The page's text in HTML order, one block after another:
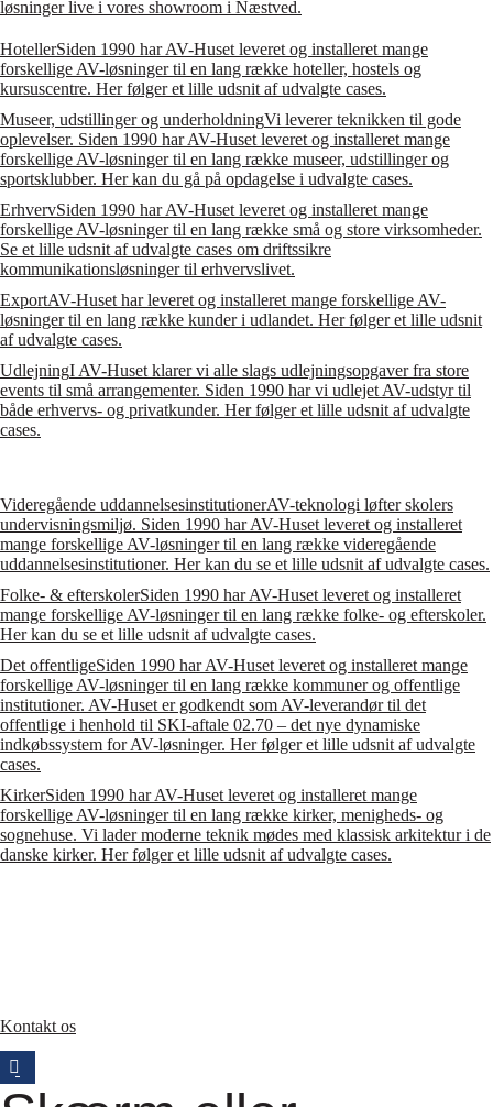
løsninger live i vores showroom i Næstved.
HotellerSiden 1990 har AV-Huset leveret og installeret mange
forskellige AV-løsninger til en lang række hoteller, hostels og
kursuscentre. Her følger et lille udsnit af udvalgte cases.
Museer, udstillinger og underholdningVi leverer teknikken til gode
oplevelser. Siden 1990 har AV-Huset leveret og installeret mange
forskellige AV-løsninger til en lang række museer, udstillinger og
sportsklubber. Her kan du gå på opdagelse i udvalgte cases.
ErhvervSiden 1990 har AV-Huset leveret og installeret mange
forskellige AV-løsninger til en lang række små og store virksomheder.
Se et lille udsnit af udvalgte cases om driftssikre
kommunikationsløsninger til erhvervslivet.
ExportAV-Huset har leveret og installeret mange forskellige AV-
løsninger til en lang række kunder i udlandet. Her følger et lille udsnit
af udvalgte cases.
UdlejningI AV-Huset klarer vi alle slags udlejningsopgaver fra store
events til små arrangementer. Siden 1990 har vi udlejet AV-udstyr til
både erhvervs- og privatkunder. Her følger et lille udsnit af udvalgte
cases.
Videregående uddannelsesinstitutionerAV-teknologi løfter skolers
undervisningsmiljø. Siden 1990 har AV-Huset leveret og installeret
mange forskellige AV-løsninger til en lang række videregående
uddannelsesinstitutioner. Her kan du se et lille udsnit af udvalgte cases.
Folke- & efterskolerSiden 1990 har AV-Huset leveret og installeret
mange forskellige AV-løsninger til en lang række folke- og efterskoler.
Her kan du se et lille udsnit af udvalgte cases.
Det offentligeSiden 1990 har AV-Huset leveret og installeret mange
forskellige AV-løsninger til en lang række kommuner og offentlige
institutioner. AV-Huset er godkendt som AV-leverandør til det
offentlige i henhold til SKI-aftale 02.70 – det nye dynamiske
indkøbssystem for AV-løsninger. Her følger et lille udsnit af udvalgte
cases.
KirkerSiden 1990 har AV-Huset leveret og installeret mange
forskellige AV-løsninger til en lang række kirker, menigheds- og
sognehuse. Vi lader moderne teknik mødes med klassisk arkitektur i de
danske kirker. Her følger et lille udsnit af udvalgte cases.
Kontakt os